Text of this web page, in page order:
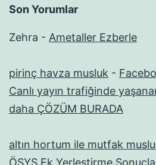
Son Yorumlar
Zehra - Ametaller Ezberle
pirinç havza musluk -
Canlı yayın trafiğinde
daha ÇÖZÜM BURADA
altın hortum ile mutfak